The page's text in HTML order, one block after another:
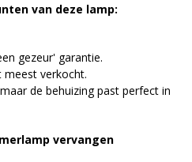
van deze lamp:
gezeur' garantie.
verkocht.
de behuizing past perfect in
vervangen